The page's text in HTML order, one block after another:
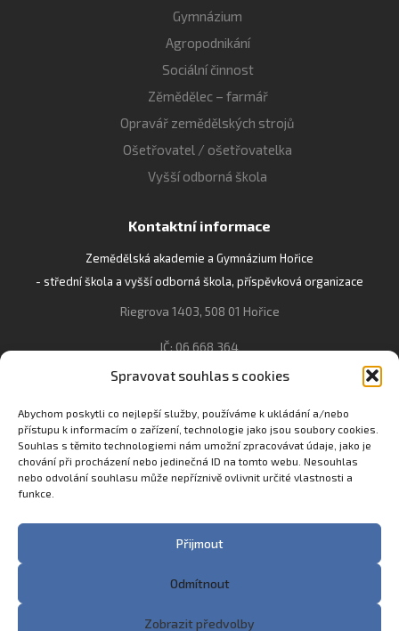
Spravovat souhlas s cookies
Abychom poskytli co nejlepší služby, používáme k ukládání a/nebo
přístupu k informacím o zařízení, technologie jako jsou soubory cookies.
Souhlas s těmito technologiemi nám umožní zpracovávat údaje, jako je
chování při procházení nebo jedinečná ID na tomto webu. Nesouhlas
nebo odvolání souhlasu může nepříznivě ovlivnit určité vlastnosti a
funkce.
Přijmout
Odmítnout
Zobrazit předvolby
Gymnázium
Agropodnikání
Sociální činnost
Zěmědělec – farmář
Opravář zemědělských strojů
Ošetřovatel / ošetřovatelka
Vyšší odborná škola
Kontaktní informace
Zemědělská akademie a Gymnázium Hořice
- střední škola a vyšší odborná škola, příspěvková organizace
Riegrova 1403, 508 01 Hořice
IČ: 06 668 364
493 623 021, 493 623 022
info@gozhorice.cz
www.zaghorice.cz
Pověřenec pro ochranu osobních údajů:
Innovation One s.r.o. IČO: 04734807 Březenecká 4808 430 04
Filip Šikola +420 775 992 451 filip.sikola@innone.cz